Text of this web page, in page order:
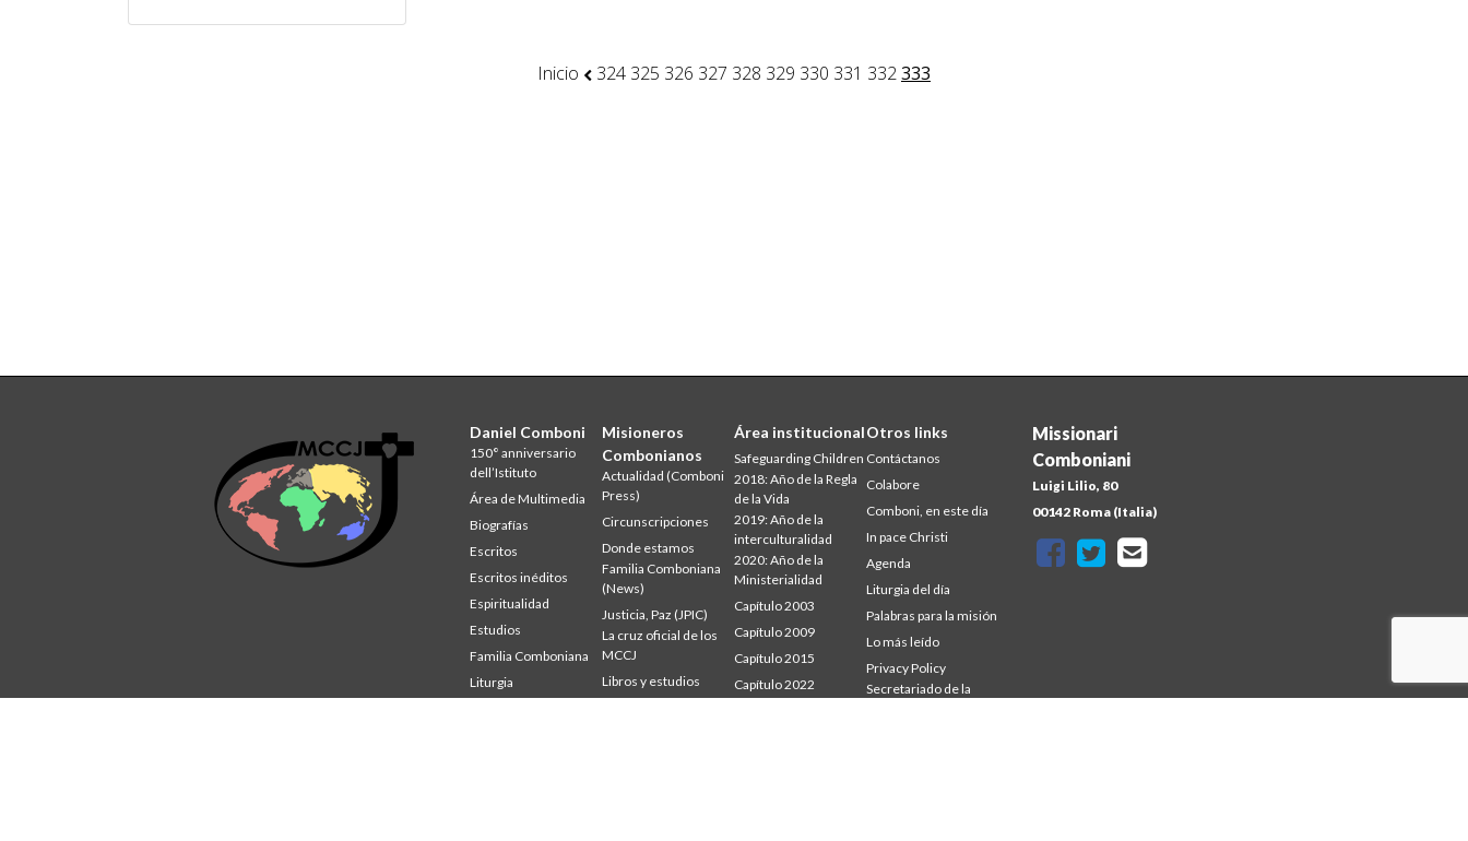
Inicio 324 325 326 327 328 329 330 331 332333
Missionari
Comboniani
Luigi Lilio, 80
00142 Roma (Italia)
Daniel Comboni
150° anniversario
dell’Istituto
Área de Multimedia
Biografías
Escritos
Escritos inéditos
Espiritualidad
Estudios
Familia Comboniana
Liturgia
Studium
Misioneros
Combonianos
Actualidad (Comboni
Press)
Circunscripciones
Donde estamos
Familia Comboniana
(News)
Justicia, Paz (JPIC)
La cruz oficial de los
MCCJ
Libros y estudios
Área institucional
Safeguarding Children
2018: Año de la Regla
de la Vida
2019: Año de la
interculturalidad
2020: Año de la
Ministerialidad
Capítulo 2003
Capítulo 2009
Capítulo 2015
Capítulo 2022
Otros links
Contáctanos
Colabore
Comboni, en este día
In pace Christi
Agenda
Liturgia del día
Palabras para la misión
Lo más leído
Privacy Policy
Secretariado de la